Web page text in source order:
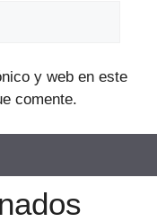
y web en este
comente.